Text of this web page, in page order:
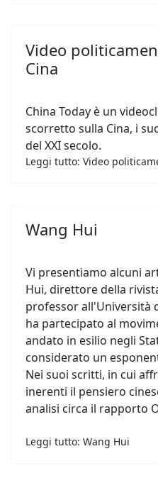
Video
Cina
China Today è un
scorretto sulla Cina, i
del XXI secolo.
Leggi tutto: Video
Wang Hui
Vi presentiamo alcuni
Hui, direttore della
professor all'Università
ha partecipato al
andato in esilio negli
considerato un
Nei suoi scritti, in cui
inerenti il pensiero
analisi circa il rapporto
Leggi tutto: Wang Hui